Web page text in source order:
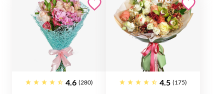
4.6 (280) 4.5 (175)